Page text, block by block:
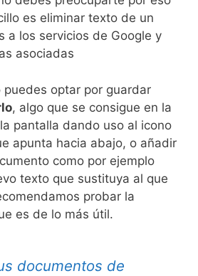
es eliminar texto de un
a los servicios de Google y
asociadas
puedes optar por guardar
, algo que se consigue en la
pantalla dando uso al icono
apunta hacia abajo, o añadir
como por ejemplo
texto que sustituya al que
probar la
es de lo más útil.
documentos de